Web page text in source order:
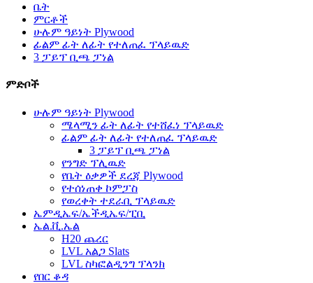
ቤት
ምርቶች
ሁሉም ዓይነት Plywood
ፊልም ፊት ለፊት የተለጠፈ ፕላይዉድ
3 ፓይፕ ቢጫ ፓነል
ምድቦች
ሁሉም ዓይነት Plywood
ሜላሚን ፊት ለፊት የተሸፈነ ፕላይዉድ
ፊልም ፊት ለፊት የተለጠፈ ፕላይዉድ
3 ፓይፕ ቢጫ ፓነል
የንግድ ፕሊዉድ
የቤት ዕቃዎች ደረጃ Plywood
የተሰነጠቀ ኮምፓስ
የወረቀት ተደራቢ ፕላይዉድ
ኤምዲኤፍ/ኤችዲኤፍ/ፒቢ
ኤል.ቪ.ኤል
H20 ጨረር
LVL አልጋ Slats
LVL ስካፎልዲንግ ፕላንክ
የበር ቆዳ